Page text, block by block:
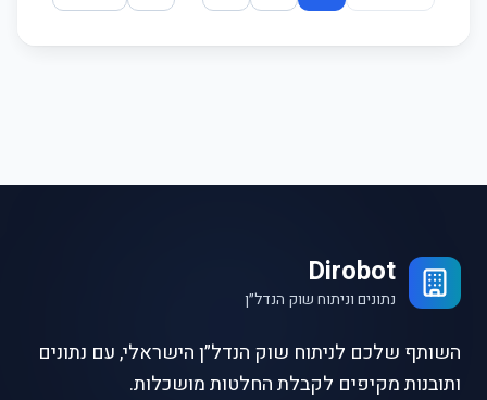
Dirobot
נתונים וניתוח שוק הנדל״ן
השותף שלכם לניתוח שוק הנדל״ן הישראלי, עם נתונים
ותובנות מקיפים לקבלת החלטות מושכלות.